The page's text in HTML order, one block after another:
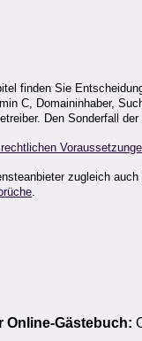
finden Sie
C, Domaininhaber,
Den Sonderfall
zugleich
Online-Gästebuch: